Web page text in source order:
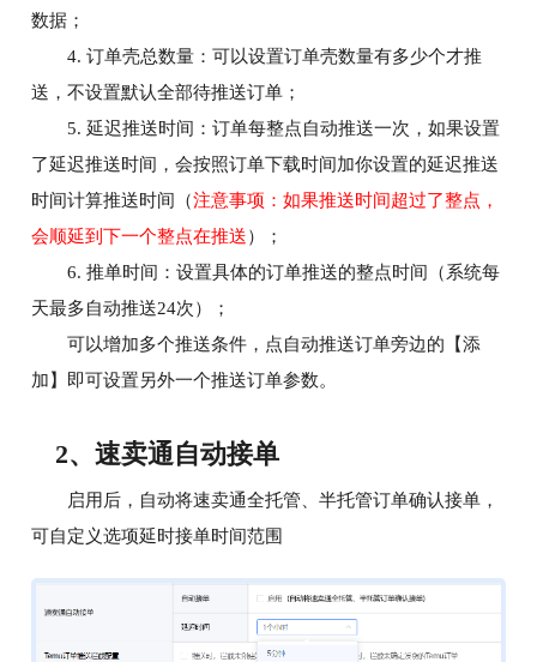
数据；
4. 订单壳总数量 ：可以设置订单壳数量有多少个才推
送，不设置默认全部待推送订单；
5. 延迟推送时间 ：订单每整点自动推送一次，如果设置
了延迟推送时间，会按照订单下载时间加你设置的延迟推送
时间计算推送时间（注意事项：如果推送时间超过了整点，
会顺延到下一个整点在推送）；
6. 推单时间 ：设置具体的订单推送的整点时间（系统每
天最多自动推送24次）；
可以增加多个推送条件，点自动推送订单旁边的【添
加】即可设置另外一个推送订单参数。
2、速卖通自动接单
启用后，自动将速卖通全托管、半托管订单确认接单，
可自定义选项延时接单时间范围